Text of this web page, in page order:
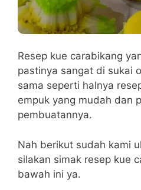
Resep kue carabikang
pastinya sangat di sukai
sama seperti halnya
empuk yang mudah dan
pembuatannya.
Nah berikut sudah kami
silakan simak resep kue
bawah ini ya.